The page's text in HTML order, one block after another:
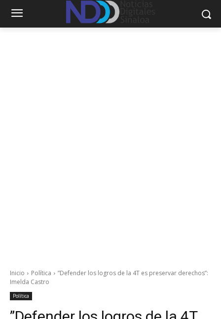
Inicio Política
”Defender los logros de la 4T es preservar derechos”:
Imelda Castro
Política